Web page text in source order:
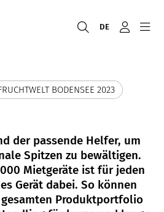
DE
BODENSEE 2023
der passende Helfer, um
Spitzen zu bewältigen.
Mietgeräte ist für jeden
Gerät dabei. So können
gesamten Produktportfolio